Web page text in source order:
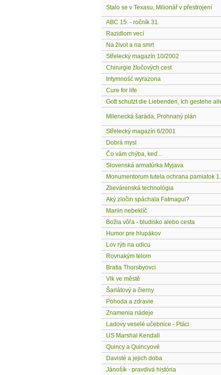
Stalo se v Texasu, Milionář v přestrojení
ABC 15. - ročník 31.
Razidlom vecí
Na život a na smrt
Střelecký magazín 10/2002
Chirurgie žlučových cest
Intymność wyrazona
Cure for life
Gott schutzt die Liebenden, Ich gestehe
Milenecká šaráda, Prohnaný plán
Střelecký magazín 6/2001
Dobrá mysl
Čo vám chýba, keď...
Slovenská armatúrka Myjava
Monumentorum tutela ochrana pamiatok 1.
Zlievárenská technológia
Aký zločin spáchala Fatmagul?
Mariin nebeklíč
Božia vôľa - bludisko alebo cesta
Humor pre hlupákov
Lov rýb na udicu
Rovnakým telom
Bratia Thorsbyovci
Vlk ve městě
Šarlátový a čierny
Pohoda a zdravie
Znamenia nádeje
Ladovy veselé učebnice - Ptáci
US Marshal Kendall
Quincy a Quincyové
Davisté a jejich doba
Jánošík - pravdivá história